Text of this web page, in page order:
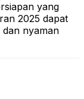
yang
2025 dapat
dan nyaman